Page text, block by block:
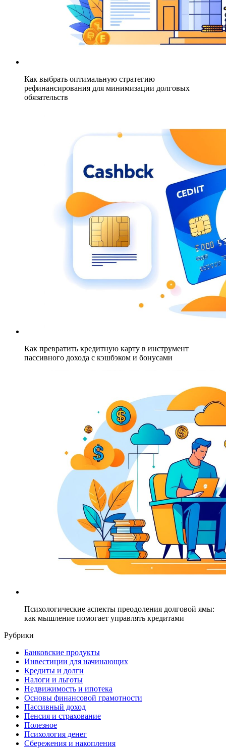
Как выбрать оптимальную стратегию
рефинансирования для минимизации долговых
обязательств
Как превратить кредитную карту в инструмент
пассивного дохода с кэшбэком и бонусами
Психологические аспекты преодоления долговой ямы:
как мышление помогает управлять кредитами
Рубрики
Банковские продукты
Инвестиции для начинающих
Кредиты и долги
Налоги и льготы
Недвижимость и ипотека
Основы финансовой грамотности
Пассивный доход
Пенсия и страхование
Полезное
Психология денег
Сбережения и накопления